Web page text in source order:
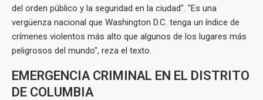
del orden público y la seguridad en la ciudad". "Es una
vergüenza nacional que Washington D.C. tenga un índice de
crímenes violentos más alto que algunos de los lugares más
peligrosos del mundo", reza el texto.
EMERGENCIA CRIMINAL EN EL DISTRITO
DE COLUMBIA